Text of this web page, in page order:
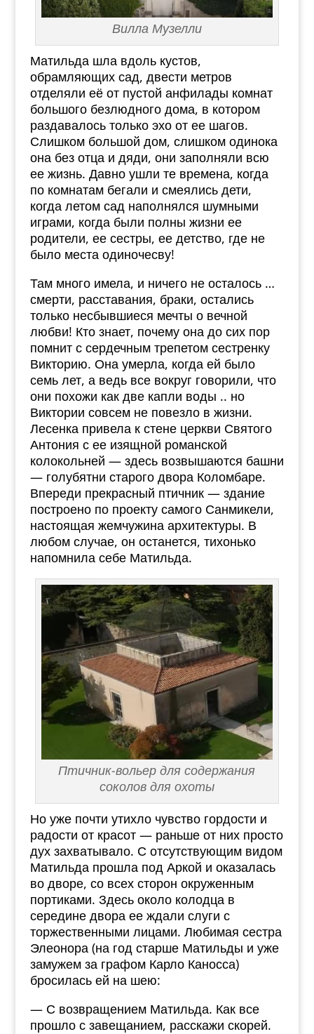
Вилла Музелли
Матильда шла вдоль кустов,
обрамляющих сад, двести метров
отделяли её от пустой анфилады комнат
большого безлюдного дома, в котором
раздавалось только эхо от ее шагов.
Слишком большой дом, слишком одинока
она без отца и дяди, они заполняли всю
ее жизнь. Давно ушли те времена, когда
по комнатам бегали и смеялись дети,
когда летом сад наполнялся шумными
играми, когда были полны жизни ее
родители, ее сестры, ее детство, где не
было места одиночесву!
Там много имела, и ничего не осталось …
смерти, расставания, браки, остались
только несбывшиеся мечты о вечной
любви! Кто знает, почему она до сих пор
помнит с сердечным трепетом сестренку
Викторию. Она умерла, когда ей было
семь лет, а ведь все вокруг говорили, что
они похожи как две капли воды .. но
Виктории совсем не повезло в жизни.
Лесенка привела к стене церкви Святого
Антония с ее изящной романской
колокольней — здесь возвышаются башни
— голубятни старого двора Коломбаре.
Впереди прекрасный птичник — здание
построено по проекту самого Санмикели,
настоящая жемчужина архитектуры. В
любом случае, он останется, тихонько
напомнила себе Матильда.
Птичник-вольер для содержания
соколов для охоты
Но уже почти утихло чувство гордости и
радости от красот — раньше от них просто
дух захватывало. С отсутствующим видом
Матильда прошла под Аркой и оказалась
во дворе, со всех сторон окруженным
портиками. Здесь около колодца в
середине двора ее ждали слуги с
торжественными лицами. Любимая сестра
Элеонора (на год старше Матильды и уже
замужем за графом Карло Каносса)
бросилась ей на шею:
— С возвращением Матильда. Как все
прошло с завещанием, расскажи скорей.